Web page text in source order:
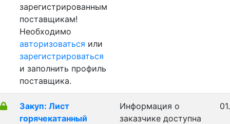
зарегистрированным
поставщикам!
Необходимо
авторизоваться или
зарегистрироваться
и заполнить профиль
поставщика.
Закуп: Лист
горячекатанный
Информация о
заказчике доступна